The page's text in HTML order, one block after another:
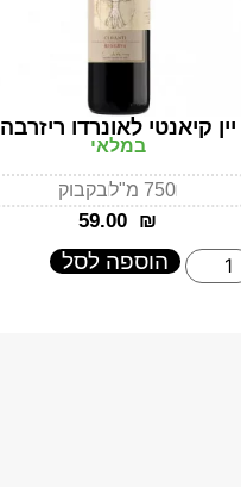
יין קיאנטי לאונרדו ריזרבה
במלאי
750 מ"ל בקבוק
‎59.00 ₪
הוספה לסל